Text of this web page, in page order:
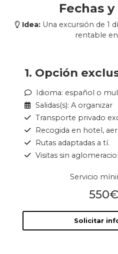
Fechas
Idea: Una excursión de 1
rentable
1. Opción
Idioma: español o
Salidas(s): A organizar
Transporte privado
Recogida en hotel,
Rutas adaptadas a tí.
Visitas sin
Servicio
550€
Solicitar